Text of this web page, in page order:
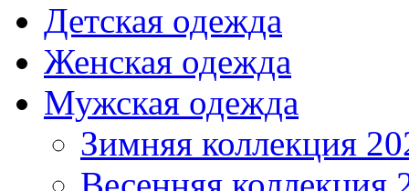
Детская одежда
Женская одежда
Мужская одежда
Зимняя коллекция